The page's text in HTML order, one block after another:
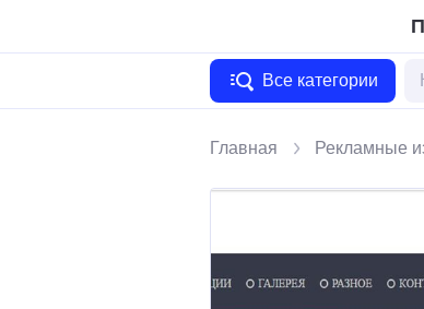
Все категории
Главная Рекламные